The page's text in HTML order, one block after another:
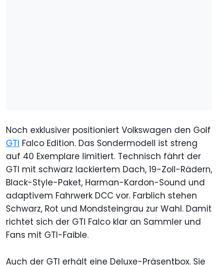
Noch exklusiver positioniert Volkswagen den Golf
GTI Falco Edition. Das Sondermodell ist streng
auf 40 Exemplare limitiert. Technisch fährt der
GTI mit schwarz lackiertem Dach, 19-Zoll-Rädern,
Black-Style-Paket, Harman-Kardon-Sound und
adaptivem Fahrwerk DCC vor. Farblich stehen
Schwarz, Rot und Mondsteingrau zur Wahl. Damit
richtet sich der GTI Falco klar an Sammler und
Fans mit GTI-Faible.
Auch der GTI erhält eine Deluxe-Präsentbox. Sie